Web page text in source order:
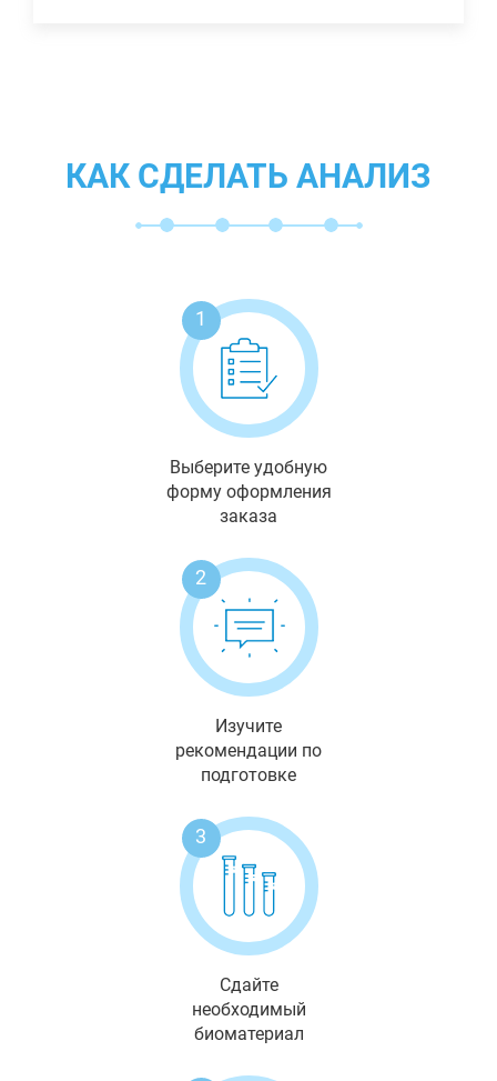
КАК СДЕЛАТЬ АНАЛИЗ
1
Выберите удобную
форму оформления
заказа
2
Изучите
рекомендации по
подготовке
3
Сдайте
необходимый
биоматериал